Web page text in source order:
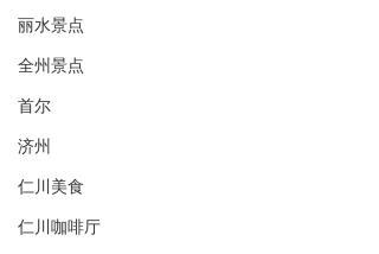
丽水景点
全州景点
首尔
济州
仁川美食
仁川咖啡厅